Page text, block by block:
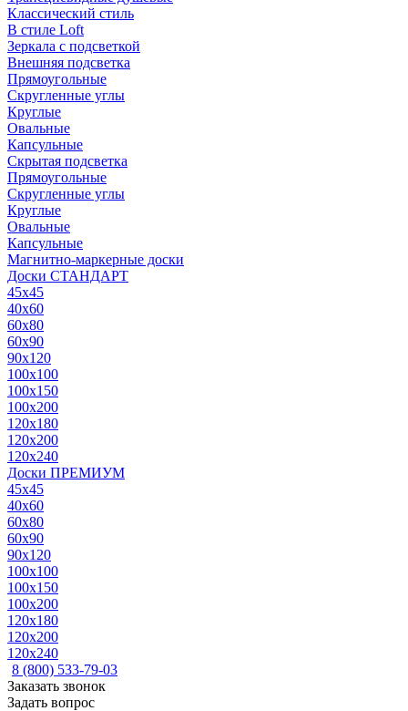
Классический стиль
В стиле Loft
Зеркала с подсветкой
Внешняя подсветка
Прямоугольные
Скругленные углы
Круглые
Овальные
Капсульные
Скрытая подсветка
Прямоугольные
Скругленные углы
Круглые
Овальные
Капсульные
Магнитно-маркерные доски
Доски СТАНДАРТ
45x45
40x60
60x80
60x90
90x120
100x100
100x150
100x200
120x180
120x200
120x240
Доски ПРЕМИУМ
45x45
40x60
60x80
60x90
90x120
100x100
100x150
100x200
120x180
120x200
120x240
8 (800) 533-79-03
Заказать звонок
Задать вопрос